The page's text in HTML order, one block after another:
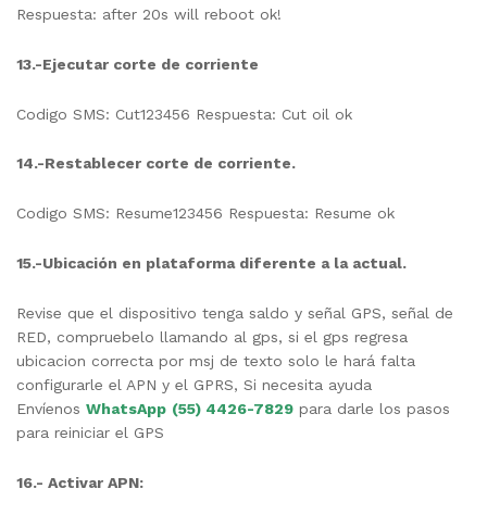
Respuesta: after 20s will reboot ok!
13.-Ejecutar corte de corriente
Codigo SMS: Cut123456 Respuesta: Cut oil ok
14.-Restablecer corte de corriente.
Codigo SMS: Resume123456 Respuesta: Resume ok
15.-Ubicación en plataforma diferente a la actual.
Revise que el dispositivo tenga saldo y señal GPS, señal de
RED, compruebelo llamando al gps, si el gps regresa
ubicacion correcta por msj de texto solo le hará falta
configurarle el APN y el GPRS, Si necesita ayuda
Envíenos WhatsApp (55) 4426-7829 para darle los pasos
para reiniciar el GPS
16.- Activar APN: